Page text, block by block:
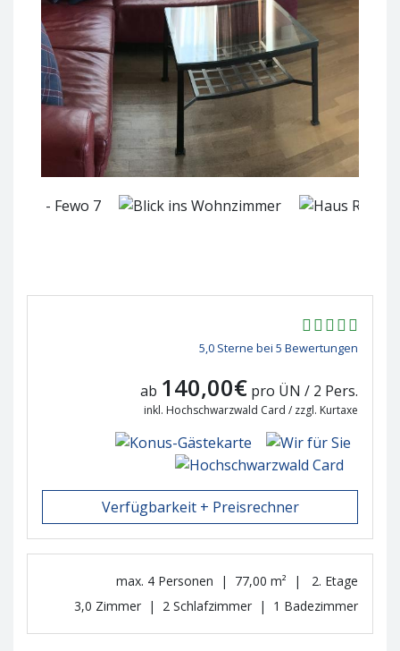
5,0 Sterne bei 5 Bewertungen
ab 140,00€ pro ÜN / 2 Pers.
inkl. Hochschwarzwald Card / zzgl. Kurtaxe
Verfügbarkeit + Preisrechner
max. 4 Personen | 77,00 m² | 2. Etage
3,0 Zimmer | 2 Schlafzimmer | 1 Badezimmer